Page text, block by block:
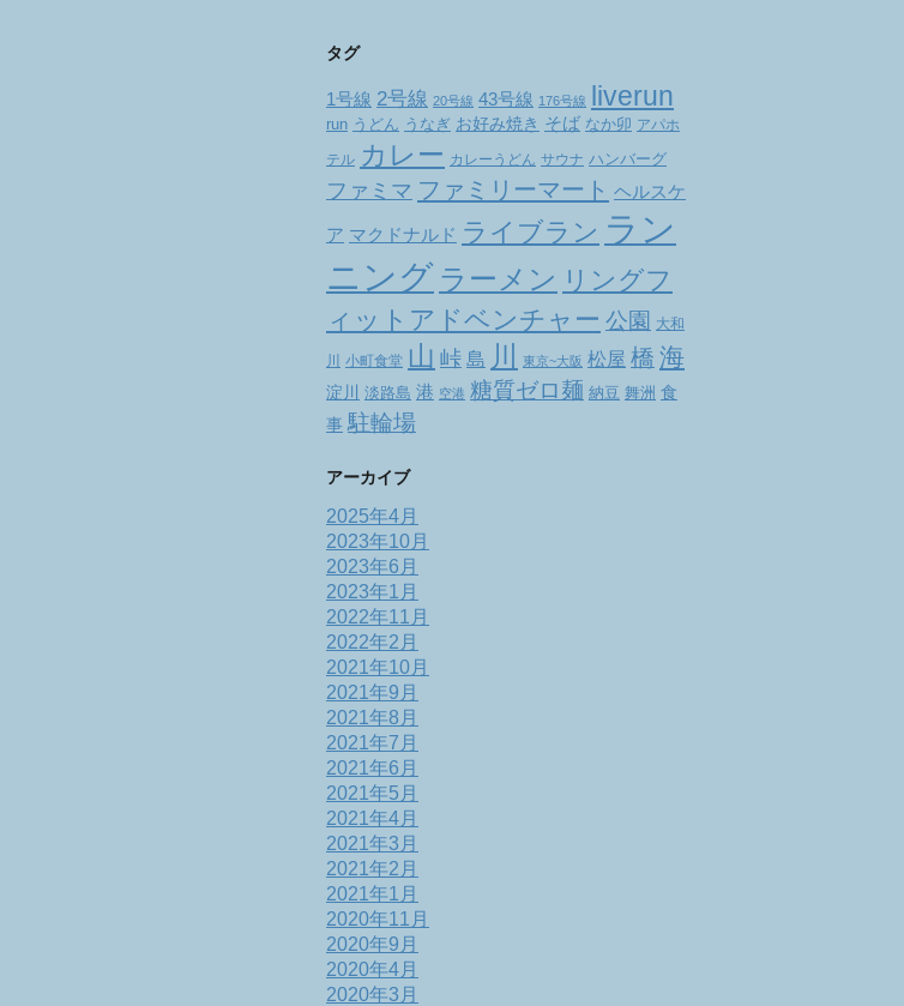
タグ
1号線 2号線 20号線 43号線 176号線 liverun
run うどん うなぎ お好み焼き そば なか卯 アパホ
テル カレー カレーうどん サウナ ハンバーグ
ファミマ ファミリーマート ヘルスケ
ア マクドナルド ライブラン ラン
ニング ラーメン リングフ
ィットアドベンチャー 公園 大和
川 小町食堂 山 峠 島 川 東京~大阪 松屋 橋 海
淀川 淡路島 港 空港 糖質ゼロ麺 納豆 舞洲 食
事 駐輪場
アーカイブ
2025年4月
2023年10月
2023年6月
2023年1月
2022年11月
2022年2月
2021年10月
2021年9月
2021年8月
2021年7月
2021年6月
2021年5月
2021年4月
2021年3月
2021年2月
2021年1月
2020年11月
2020年9月
2020年4月
2020年3月